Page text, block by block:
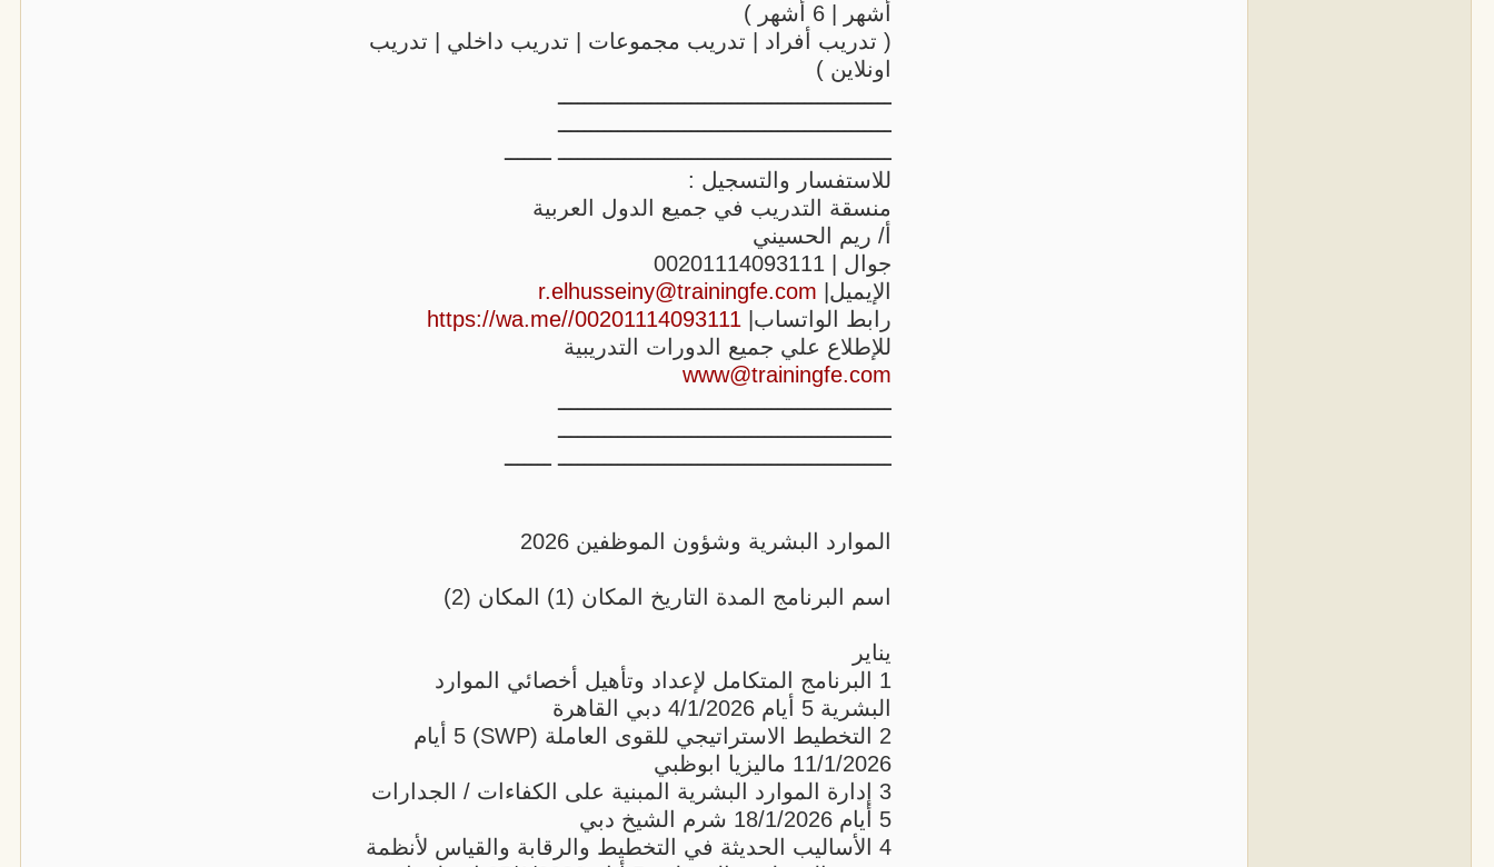
أشهر | 6 أشهر )
( تدريب أفراد | تدريب مجموعات | تدريب داخلي | تدريب
اونلاين )
ــــــــــــــــــــــــــــــــــــــــــــــــــ
ــــــــــــــــــــــــــــــــــــــــــــــــــ
ــــــــــــــــــــــــــــــــــــــــــــــــــ ـــــــ
للاستفسار والتسجيل :
منسقة التدريب في جميع الدول العربية
أ/ ريم الحسيني
جوال | 00201114093111
الإيميل| r.elhusseiny@trainingfe.com
رابط الواتساب| https://wa.me//00201114093111
للإطلاع علي جميع الدورات التدريبية
www@trainingfe.com
ــــــــــــــــــــــــــــــــــــــــــــــــــ
ــــــــــــــــــــــــــــــــــــــــــــــــــ
ــــــــــــــــــــــــــــــــــــــــــــــــــ ـــــــ
الموارد البشرية وشؤون الموظفين 2026
اسم البرنامج المدة التاريخ المكان (1) المكان (2)
يناير
1 البرنامج المتكامل لإعداد وتأهيل أخصائي الموارد
البشرية 5 أيام 4/1/2026 دبي القاهرة
2 التخطيط الاستراتيجي للقوى العاملة (SWP) 5 أيام
11/1/2026 ماليزيا ابوظبي
3 إدارة الموارد البشرية المبنية على الكفاءات / الجدارات
5 أيام 18/1/2026 شرم الشيخ دبي
4 الأساليب الحديثة في التخطيط والرقابة والقياس لأنظمة